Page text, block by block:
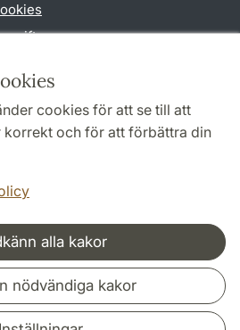
cookies för att se till att
och för att förbättra din
alla kakor
nödvändiga kakor
och nätverk